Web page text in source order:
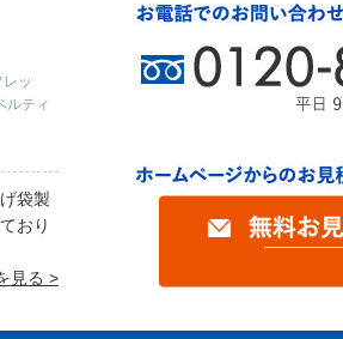
ッ
ルティ
袋製
おり
見る >